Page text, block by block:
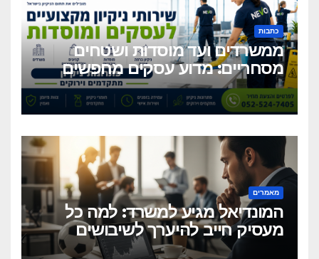
כתבות
ממשרדים ועד מוסדות ושטחים
מסחריים: מדוע עסקים מחפשים
כיום שירותי ניקיון מקצועיים
וגמישים?
מאמרים
המונדיאל מגיע למשרד: למה כל
מעסיק חייב להיערך לשיבושים
הקרובים